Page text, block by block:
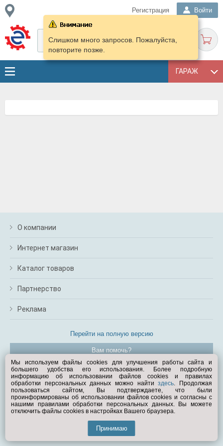
Регистрация Войти
ГАРАЖ
Слишком много запросов. Пожалуйста,
повторите позже.
О компании
Интернет магазин
Каталог товаров
Партнерство
Реклама
Перейти на полную версию
Вам помочь?
© Exist.ru 1998—2026
Мы используем файлы cookies для улучшения работы сайта и
большего удобства его использования. Более подробную
информацию об использовании файлов cookies и правилах
обработки персональных данных можно найтиздесь. Продолжая
пользоваться сайтом, Вы подтверждаете, что были
проинформированы об использовании файлов cookies и согласны с
нашими правилами обработки персональных данных. Вы можете
отключить файлы cookies в настройках Вашего браузера.
Принимаю